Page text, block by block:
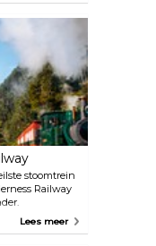
stoomtrein
Railway
door
Lees meer